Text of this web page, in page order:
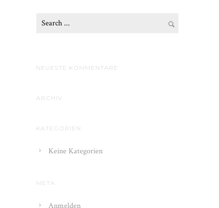
NEUESTE KOMMENTARE
ARCHIV
KATEGORIEN
Keine Kategorien
META
Anmelden